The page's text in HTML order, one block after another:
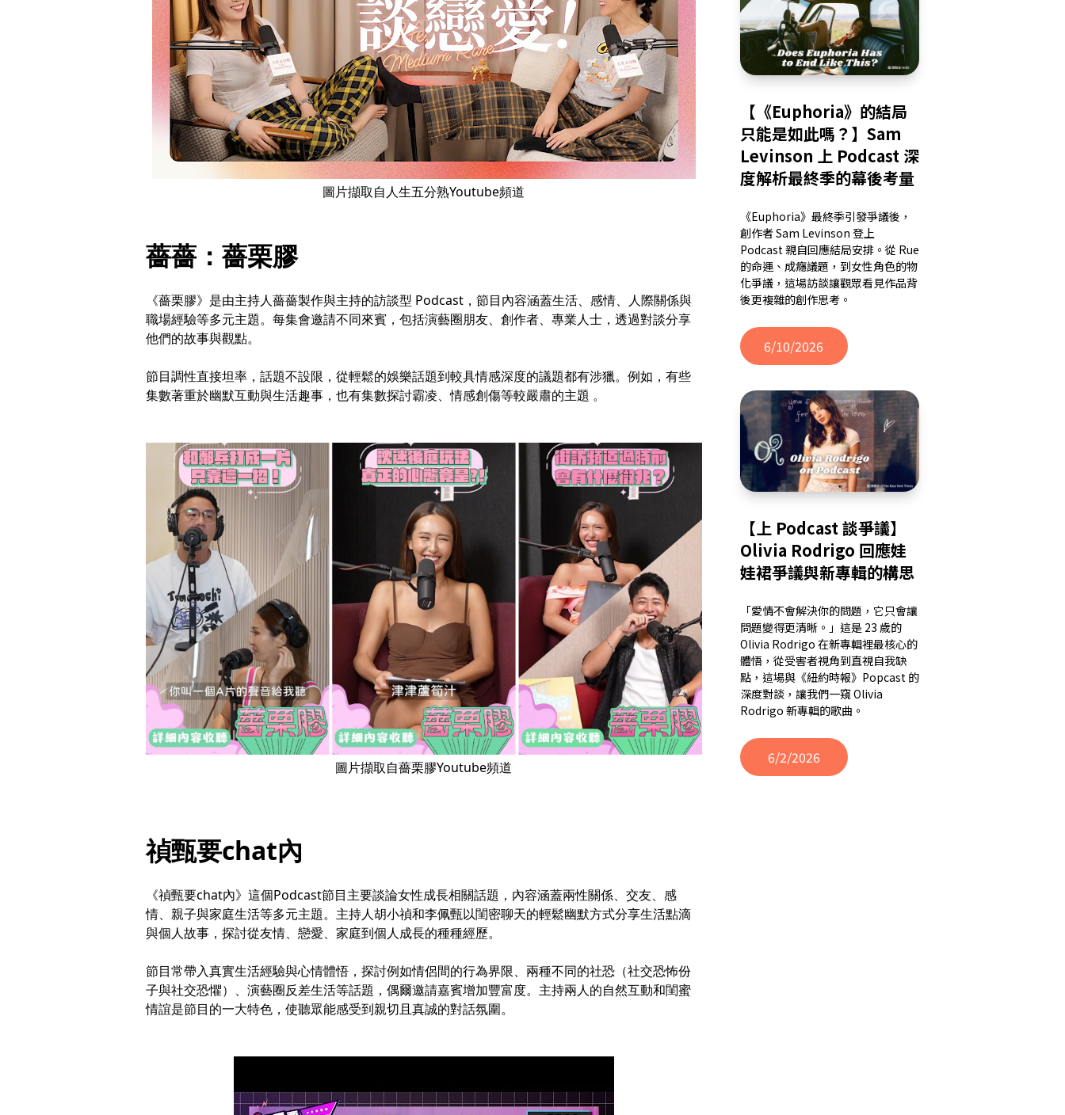
圖片擷取自人生五分熟Youtube頻道
薔薔：薔栗膠
《薔栗膠》是由主持人薔薔製作與主持的訪談型 Podcast，節目內容涵蓋生活、感情、人際關係與
職場經驗等多元主題。每集會邀請不同來賓，包括演藝圈朋友、創作者、專業人士，透過對談分享
他們的故事與觀點。
節目調性直接坦率，話題不設限，從輕鬆的娛樂話題到較具情感深度的議題都有涉獵。例如，有些
集數著重於幽默互動與生活趣事，也有集數探討霸凌、情感創傷等較嚴肅的主題 。
圖片擷取自薔栗膠Youtube頻道
禎甄要chat內
《禎甄要chat內》這個Podcast節目主要談論女性成長相關話題，內容涵蓋兩性關係、交友、感
情、親子與家庭生活等多元主題。主持人胡小禎和李佩甄以閨密聊天的輕鬆幽默方式分享生活點滴
與個人故事，探討從友情、戀愛、家庭到個人成長的種種經歷。
節目常帶入真實生活經驗與心情體悟，探討例如情侶間的行為界限、兩種不同的社恐（社交恐怖份
子與社交恐懼）、演藝圈反差生活等話題，偶爾邀請嘉賓增加豐富度。主持兩人的自然互動和閨蜜
情誼是節目的一大特色，使聽眾能感受到親切且真誠的對話氛圍。
【《Euphoria》的結局
只能是如此嗎？】Sam
Levinson 上 Podcast 深
度解析最終季的幕後考量
《Euphoria》最終季引發爭議後，
創作者 Sam Levinson 登上
Podcast 親自回應結局安排。從 Rue
的命運、成癮議題，到女性角色的物
化爭議，這場訪談讓觀眾看見作品背
後更複雜的創作思考。
6/10/2026
【上 Podcast 談爭議】
Olivia Rodrigo 回應娃
娃裙爭議與新專輯的構思
「愛情不會解決你的問題，它只會讓
問題變得更清晰。」這是 23 歲的
Olivia Rodrigo 在新專輯裡最核心的
體悟，從受害者視角到直視自我缺
點，這場與《紐約時報》Popcast 的
深度對談，讓我們一窺 Olivia
Rodrigo 新專輯的歌曲。
6/2/2026